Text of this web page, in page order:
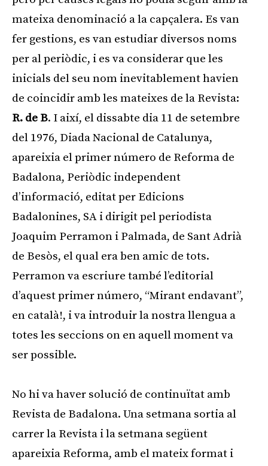
mateixa denominació a la capçalera. Es van
fer gestions, es van estudiar diversos noms
per al periòdic, i es va considerar que les
inicials del seu nom inevitablement havien
de coincidir amb les mateixes de la Revista:
R. de B. I així, el dissabte dia 11 de setembre
del 1976, Diada Nacional de Catalunya,
apareixia el primer número de Reforma de
Badalona, Periòdic independent
d’informació, editat per Edicions
Badalonines, SA i dirigit pel periodista
Joaquim Perramon i Palmada, de Sant Adrià
de Besòs, el qual era ben amic de tots.
Perramon va escriure també l’editorial
d’aquest primer número, “Mirant endavant”,
en català!, i va introduir la nostra llengua a
totes les seccions on en aquell moment va
ser possible.
No hi va haver solució de continuïtat amb
Revista de Badalona. Una setmana sortia al
carrer la Revista i la setmana següent
apareixia Reforma, amb el mateix format i